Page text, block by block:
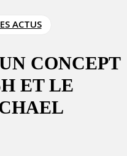
ACTUS
CONCEPT
ET LE